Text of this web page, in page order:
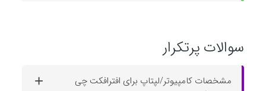
سوالات پرتکرار
مشخصات کامپیوتر/لپتاپ برای افترافکت چی